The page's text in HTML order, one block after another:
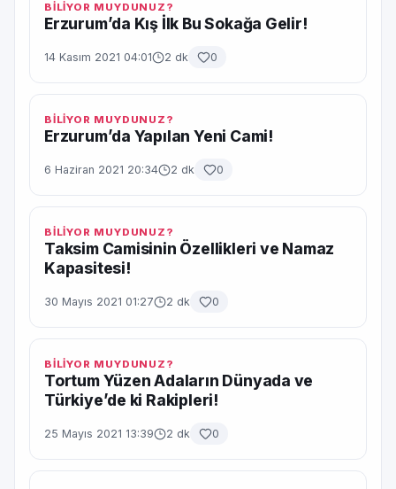
BİLİYOR MUYDUNUZ?
Erzurum’da Kış İlk Bu Sokağa Gelir!
14 Kasım 2021 04:01 2 dk 0
BİLİYOR MUYDUNUZ?
Erzurum’da Yapılan Yeni Cami!
6 Haziran 2021 20:34 2 dk 0
BİLİYOR MUYDUNUZ?
Taksim Camisinin Özellikleri ve Namaz
Kapasitesi!
30 Mayıs 2021 01:27 2 dk 0
BİLİYOR MUYDUNUZ?
Tortum Yüzen Adaların Dünyada ve
Türkiye’de ki Rakipleri!
25 Mayıs 2021 13:39 2 dk 0